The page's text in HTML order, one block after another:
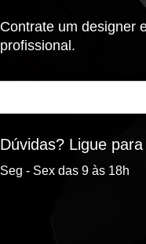
Contrate um designer
profissional.
Dúvidas? Ligue
Seg - Sex das 9 às 18h